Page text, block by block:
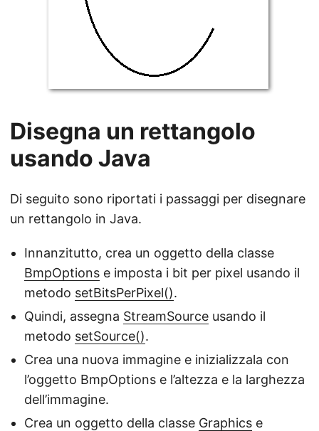
Disegna un rettangolo
usando Java
Di seguito sono riportati i passaggi per disegnare
un rettangolo in Java.
Innanzitutto, crea un oggetto della classe
BmpOptions e imposta i bit per pixel usando il
metodo setBitsPerPixel().
Quindi, assegna StreamSource usando il
metodo setSource().
Crea una nuova immagine e inizializzala con
l’oggetto BmpOptions e l’altezza e la larghezza
dell’immagine.
Crea un oggetto della classe Graphics e